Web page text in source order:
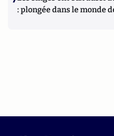
: plongée dans le monde